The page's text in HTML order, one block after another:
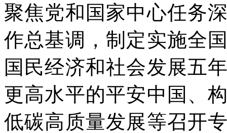
聚焦党和国家中心任务
作总基调，制定实施全
国民经济和社会发展五
更高水平的平安中国、
低碳高质量发展等召开